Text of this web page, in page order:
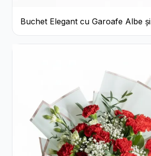
Buchet Elegant cu Garoafe Albe și
Eucalipt